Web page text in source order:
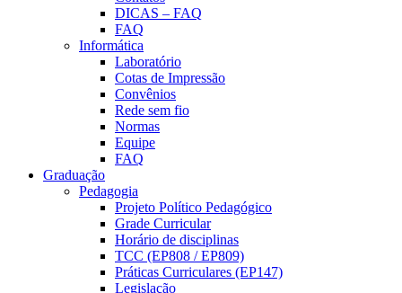
DICAS – FAQ
FAQ
Informática
Laboratório
Cotas de Impressão
Convênios
Rede sem fio
Normas
Equipe
FAQ
Graduação
Pedagogia
Projeto Político Pedagógico
Grade Curricular
Horário de disciplinas
TCC (EP808 / EP809)
Práticas Curriculares (EP147)
Legislação